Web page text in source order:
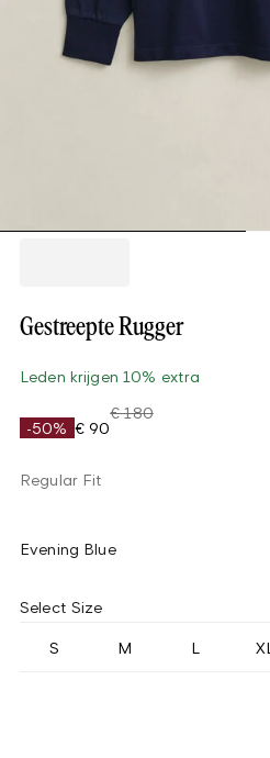
Gestreepte Rugger
Leden krijgen 10% extra
-50% € 90
€ 180
Regular Fit
Evening Blue
Select Size
S M L XL